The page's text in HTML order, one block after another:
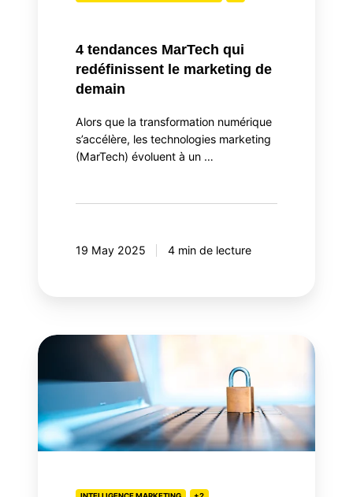
4 tendances MarTech qui
redéfinissent le marketing de
demain
Alors que la transformation numérique
s’accélère, les technologies marketing
(MarTech) évoluent à un …
19 May 2025 4 min de lecture
Content
Policy
(CSP):
votre
sécurité